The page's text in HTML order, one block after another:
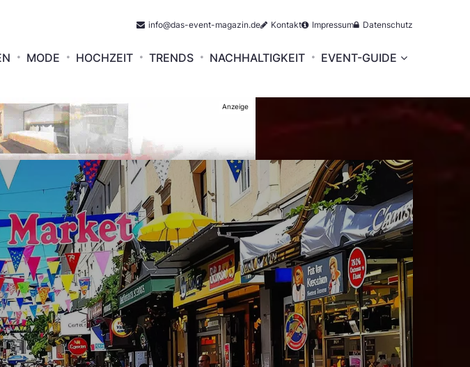
info@das-event-magazin.de Kontakt Impressum Datenschutz
MODE HOCHZEIT TRENDS NACHHALTIGKEIT EVENT-GUIDE